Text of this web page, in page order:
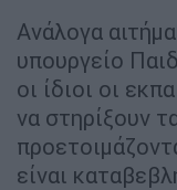
Ανάλογα
υπουργείο
οι ίδιοι οι
να στηρίξουν
είναι